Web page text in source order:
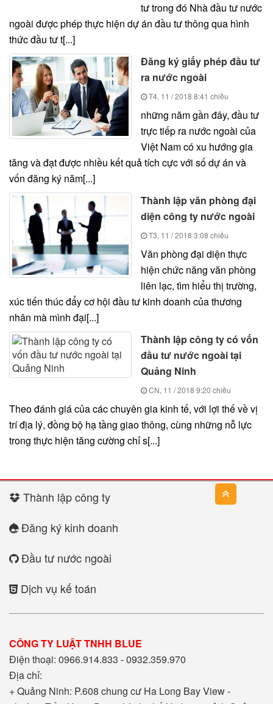
tư trong đó Nhà đầu tư nước
ngoài được phép thực hiện dự án đầu tư thông qua hình
thức đầu tư t[...]
Đăng ký giấy phép đầu tư
ra nước ngoài
T4, 11 / 2018 8:41 chiều
những năm gần đây, đầu tư
trực tiếp ra nước ngoài của
Việt Nam có xu hướng gia
tăng và đạt được nhiều kết quả tích cực với số dự án và
vốn đăng ký năm[...]
Thành lập văn phòng đại
diện công ty nước ngoài
T3, 11 / 2018 3:08 chiều
Văn phòng đại diện thực
hiện chức năng văn phòng
liên lạc, tìm hiểu thị trường,
xúc tiến thúc đẩy cơ hội đầu tư kinh doanh của thương
nhân mà mình đại[...]
Thành lập công ty có vốn
đầu tư nước ngoài tại
Quảng Ninh
CN, 11 / 2018 9:20 chiều
Theo đánh giá của các chuyên gia kinh tế, với lợi thế về vị
trí địa lý, đồng bộ hạ tầng giao thông, cùng những nỗ lực
trong thực hiện tăng cường chỉ s[...]
Thành lập công ty
Đăng ký kinh doanh
Đầu tư nước ngoài
Dịch vụ kế toán
CÔNG TY LUẬT TNHH BLUE
Điện thoại: 0966.914.833 - 0932.359.970
Địa chỉ:
+ Quảng Ninh: P.608 chung cư Ha Long Bay View -